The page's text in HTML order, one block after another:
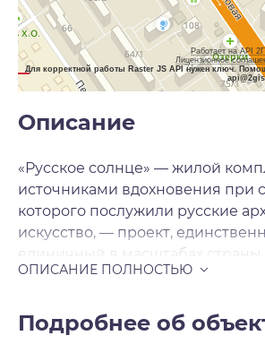
Работает на API
Лицензионное
Для корректной работы Raster JS API нужен ключ.
Описание
«Русское солнце» — жилой
источниками вдохновения при
которого послужили русские
искусство, — проект,
единичный в масштабах страны.
современная архитектура с
русских исторических стилей в
времени. Источниками
Подробнее об